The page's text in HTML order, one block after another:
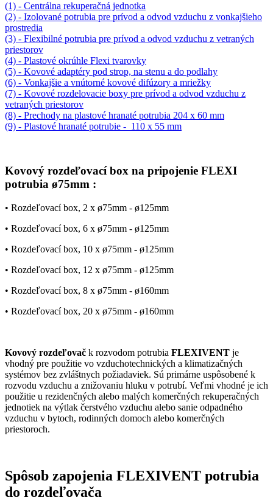
(1) - Centrálna rekuperačná jednotka
(2) - Izolované potrubia pre prívod a odvod vzduchu z vonkajšieho
prostredia
(3) - Flexibilné potrubia pre prívod a odvod vzduchu z vetraných
priestorov
(4) - Plastové okrúhle Flexi tvarovky
(5) - Kovové adaptéry pod strop, na stenu a do podlahy
(6) - Vonkajšie a vnútorné kovové difúzory a mriežky
(7) - Kovové rozdelovacie boxy pre prívod a odvod vzduchu z
vetraných priestorov
(8) - Prechody na plastové hranaté potrubia 204 x 60 mm
(9) - Plastové hranaté potrubie - 110 x 55 mm
Kovový rozdeľovací box na pripojenie FLEXI
potrubia ø75mm :
• Rozdeľovací box, 2 x ø75mm - ø125mm
• Rozdeľovací box, 6 x ø75mm - ø125mm
• Rozdeľovací box, 10 x ø75mm - ø125mm
• Rozdeľovací box, 12 x ø75mm - ø125mm
• Rozdeľovací box, 8 x ø75mm - ø160mm
• Rozdeľovací box, 20 x ø75mm - ø160mm
Kovový rozdeľovač k rozvodom potrubia FLEXIVENT je
vhodný pre použitie vo vzduchotechnických a klimatizačných
systémov bez zvláštnych požiadaviek. Sú primárne uspôsobené k
rozvodu vzduchu a znižovaniu hluku v potrubí. Veľmi vhodné je ich
použitie u rezidenčných alebo malých komerčných rekuperačných
jednotiek na výtlak čerstvého vzduchu alebo sanie odpadného
vzduchu v bytoch, rodinných domoch alebo komerčných
priestoroch.
Spôsob zapojenia FLEXIVENT potrubia
do rozdeľovača